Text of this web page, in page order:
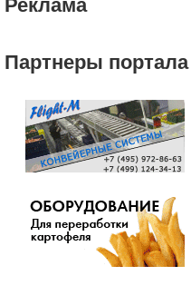
Реклама
Партнеры портала